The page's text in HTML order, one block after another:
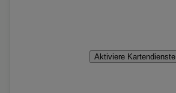
Aktiviere Kartendienste